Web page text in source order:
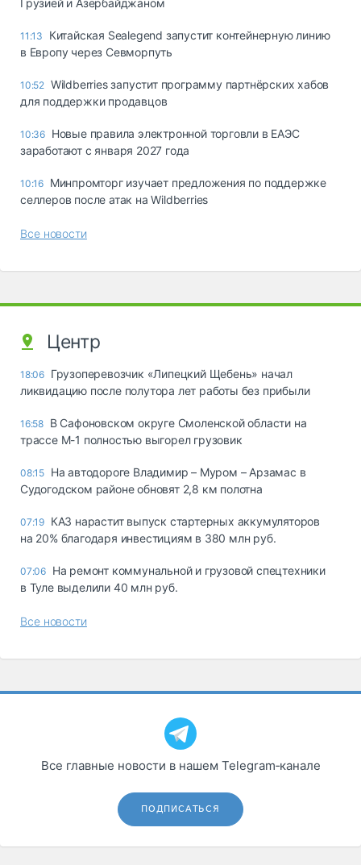
Грузией и Азербайджаном
11:13
Китайская Sealegend запустит контейнерную линию
в Европу через Севморпуть
10:52 Wildberries запустит программу партнёрских хабов
для поддержки продавцов
10:36 Новые правила электронной торговли в ЕАЭС
заработают с января 2027 года
10:16 Минпромторг изучает предложения по поддержке
селлеров после атак на Wildberries
Все новости
Центр
18:06 Грузоперевозчик «Липецкий Щебень» начал
ликвидацию после полутора лет работы без прибыли
16:58 В Сафоновском округе Смоленской области на
трассе М-1 полностью выгорел грузовик
08:15 На автодороге Владимир – Муром – Арзамас в
Судогодском районе обновят 2,8 км полотна
07:19 КАЗ нарастит выпуск стартерных аккумуляторов
на 20% благодаря инвестициям в 380 млн руб.
07:06 На ремонт коммунальной и грузовой спецтехники
в Туле выделили 40 млн руб.
Все новости
Все главные новости в нашем Telegram‑канале
ПОДПИСАТЬСЯ